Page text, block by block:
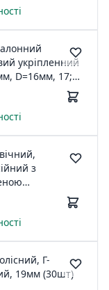
укріпленний
D=16мм, 17;
H1602
з
WR121
Г-
19мм (30шт)